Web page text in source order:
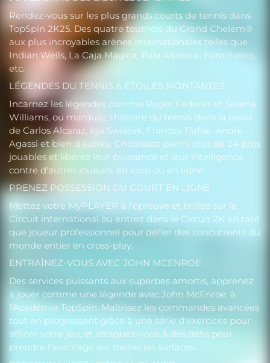
Rendez-vous sur les plus grands courts de tennis dans
TopSpin 2K25. Des quatre tournois du Grand Chelem®
aux plus incroyables arènes internationales telles que
Indian Wells, La Caja Mágica, Pala Alpitour, Foro Italico,
etc.
LÉGENDES DU TENNIS & ÉTOILES MONTANTES
Incarnez les légendes comme Roger Federer et Serena
Williams, ou marquez l'histoire du tennis dans la peau
de Carlos Alcaraz, Iga Swiatek, Frances Tiafoe, Andre
Agassi et bien d'autres. Choisissez parmi plus de 24 pros
jouables et libérez leur puissance et leur intelligence
contre d'autres joueurs, en local ou en ligne.
PRENEZ POSSESSION DU COURT EN LIGNE
Mettez votre MyPLAYER à l'épreuve et brillez sur le
Circuit international ou entrez dans le Circuit 2K en tant
que joueur professionnel pour défier des concurrents du
monde entier en cross-play.
ENTRAÎNEZ-VOUS AVEC JOHN MCENROE
Des services puissants aux superbes amortis, apprenez
à jouer comme une légende avec John McEnroe, à
l'Académie TopSpin. Maîtrisez les commandes avancées
tout en progressant grâce à une série d'exercices pour
affiner votre jeu, et attaquez-vous à des défis pour
prendre l'avantage sur toutes les surfaces.